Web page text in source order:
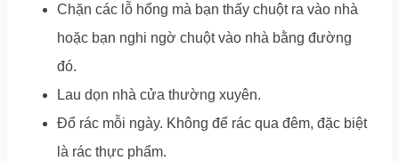
Chặn các lỗ hổng mà bạn thấy chuột ra vào nhà
hoặc bạn nghi ngờ chuột vào nhà bằng đường
đó.
Lau dọn nhà cửa thường xuyên.
Đổ rác mỗi ngày. Không để rác qua đêm, đặc biệt
là rác thực phẩm.